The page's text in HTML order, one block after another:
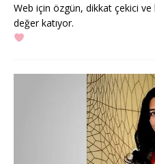
Web için özgün, dikkat çekici ve
değer katıyor.